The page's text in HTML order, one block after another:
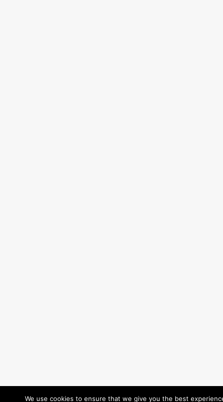
We use cookies to ensure that we give you the best